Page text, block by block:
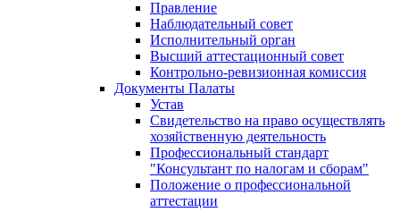
Правление
Наблюдательный совет
Исполнительный орган
Высший аттестационный совет
Контрольно-ревизионная комиссия
Документы Палаты
Устав
Свидетельство на право осуществлять
хозяйственную деятельность
Профессиональный стандарт
"Консультант по налогам и сборам"
Положение о профессиональной
аттестации